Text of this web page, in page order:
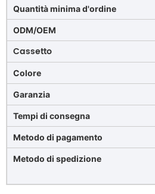
Quantità minima d'ordine
ODM/OEM
Cassetto
Colore
Garanzia
Tempi di consegna
Metodo di pagamento
Metodo di spedizione